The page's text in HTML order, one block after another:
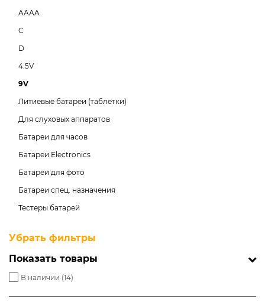
AAAA
C
D
4.5V
9V
Литиевые батареи (таблетки)
Для слуховых аппаратов
Батареи для часов
Батареи Electronics
Батареи для фото
Батареи спец. назначения
Тестеры батарей
Убрать фильтры
Показать товары
В наличии (14)